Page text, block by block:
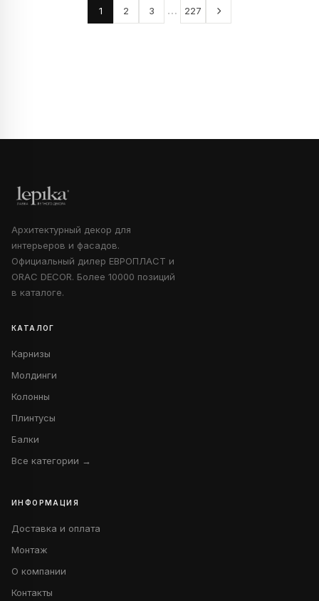
1 2 3 … 227
Архитектурный декор для
интерьеров и фасадов.
Официальный дилер ЕВРОПЛАСТ и
ORAC DECOR. Более 10000 позиций
в каталоге.
КАТАЛОГ
Карнизы
Молдинги
Колонны
Плинтусы
Балки
Все категории →
ИНФОРМАЦИЯ
Доставка и оплата
Монтаж
О компании
Контакты